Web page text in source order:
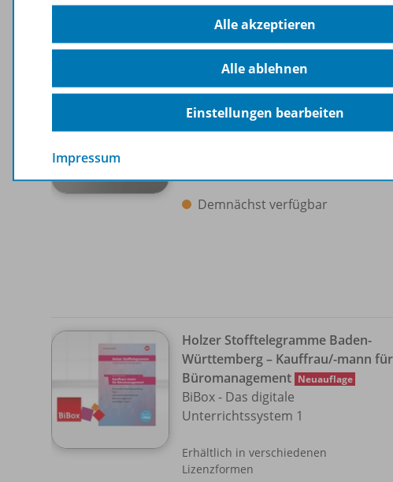
Holzer Stofftelegramme Baden-
Württemberg – Kauffrau/-mann für
Büromanagement
Holzer Stofftelegramme Baden-
Württemberg – Kauffrau/-mann für
Büromanagement
Demnächst verfügbar
Holzer Stofftelegramme Baden-
Württemberg – Kauffrau/-mann für
Büromanagement Neuauflage
BiBox - Das digitale
Unterrichtssystem 1
Erhältlich in verschiedenen
Lizenzformen
Alle akzeptieren
Alle ablehnen
Einstellungen bearbeiten
Impressum